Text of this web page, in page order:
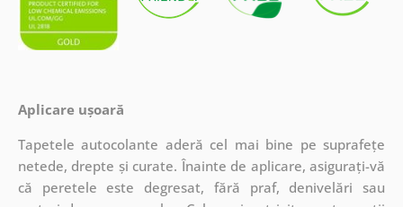
Aplicare ușoară
Tapetele autocolante aderă cel mai bine pe suprafețe
netede, drepte și curate. Înainte de aplicare, asigurați-vă
că peretele este degresat, fără praf, denivelări sau